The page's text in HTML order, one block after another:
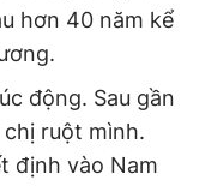
hơn 40 năm kể
động. Sau gần
ruột mình.
định vào Nam